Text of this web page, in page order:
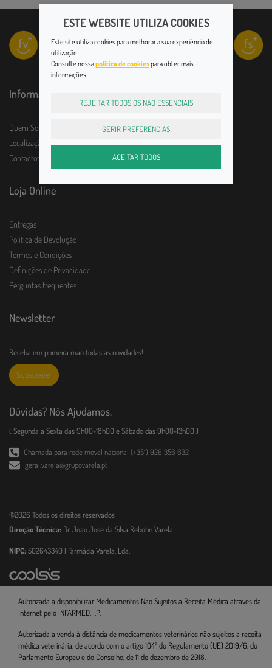
Informações
Quem Somos
Localização e horário
Contactos
Loja Online
Entregas
Política de Devolução
Termos e Condições
Definições de Privacidade
Perguntas frequentes
Newsletter
Receba em primeira mão todas as novidades!
Subscrever
Dúvidas? Nós Ajudamos.
( Segunda a Sexta das 9h00-18h00 e Sábado das 9h00-13h00 )
Chamada para rede móvel nacional (+351) 926 356 632
geral.varela@grupovarela.pt
©2026 Todos os direitos reservados
Direção Técnica: Dr. João José da Silva Rebotin Varela
NIPC: 502643340 | Farmácia Varela, Lda.
Autorizada a disponibilizar Medicamentos Não Sujeitos a Receita Médica através da
Internet pelo INFARMED, I.P.
Autorizada a venda à distância de medicamentos veterinários não sujeitos a receita
médica veterinária, de acordo com o artigo 104º do Regulamento (UE) 2019/6, do
Parlamento Europeu e do Conselho, de 11 de dezembro de 2018.
ESTE WEBSITE UTILIZA COOKIES
Este site utiliza cookies para melhorar a sua experiência de
utilização.
Consulte nossapolítica de cookiespara obter mais
informações.
REJEITAR TODOS OS NÃO ESSENCIAIS
GERIR PREFERÊNCIAS
ACEITAR TODOS